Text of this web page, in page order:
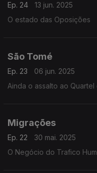
Ep. 24
13 jun. 2025
O estado das Oposições
São Tomé
Ep. 23
06 jun. 2025
Ainda o assalto ao
Migrações
Ep. 22
30 mai. 2025
O Negócio do Trafico